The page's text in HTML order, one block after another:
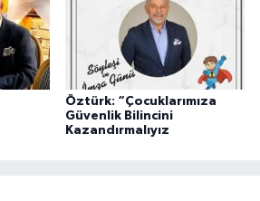
Öztürk: “Çocuklarımıza
Güvenlik Bilincini
Kazandırmalıyız